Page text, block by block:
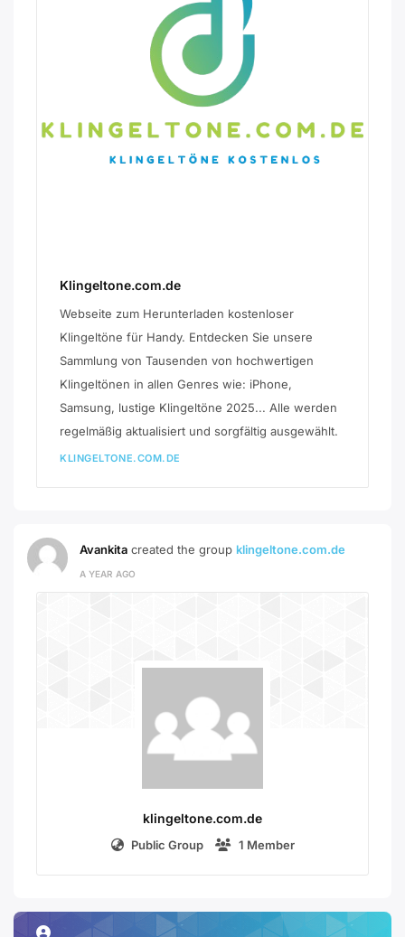
Klingeltone.com.de
Webseite zum Herunterladen kostenloser
Klingeltöne für Handy. Entdecken Sie unsere
Sammlung von Tausenden von hochwertigen
Klingeltönen in allen Genres wie: iPhone,
Samsung, lustige Klingeltöne 2025... Alle werden
regelmäßig aktualisiert und sorgfältig ausgewählt.
KLINGELTONE.COM.DE
Avankita created the group klingeltone.com.de
A YEAR AGO
klingeltone.com.de
Public Group 1 Member